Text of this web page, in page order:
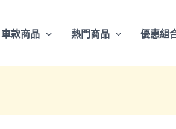
車款商品 熱門商品 優惠組